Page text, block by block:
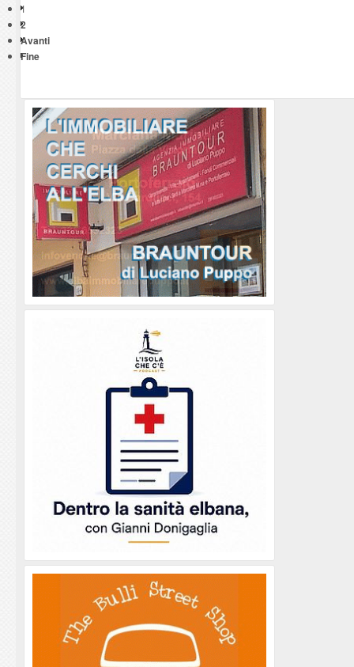
1
2
Avanti
Fine